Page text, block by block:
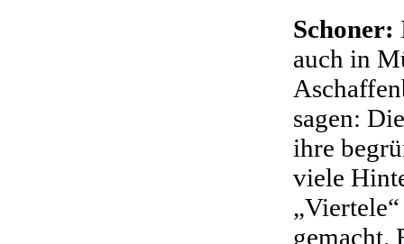
Schoner:
auch in
sagen:
ihre
viele
gemacht.